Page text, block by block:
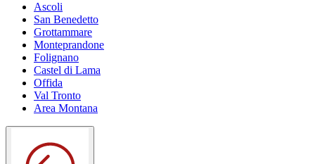
Ascoli
San Benedetto
Grottammare
Monteprandone
Folignano
Castel di Lama
Offida
Val Tronto
Area Montana